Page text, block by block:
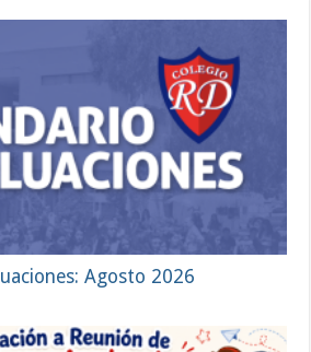
Agosto 2026